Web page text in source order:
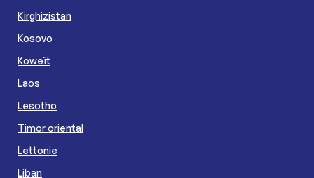
Kirghizistan
Kosovo
Koweït
Laos
Lesotho
Timor oriental
Lettonie
Liban